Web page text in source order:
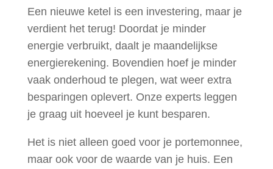
Een nieuwe ketel is een investering, maar je
verdient het terug! Doordat je minder
energie verbruikt, daalt je maandelijkse
energierekening. Bovendien hoef je minder
vaak onderhoud te plegen, wat weer extra
besparingen oplevert. Onze experts leggen
je graag uit hoeveel je kunt besparen.
Het is niet alleen goed voor je portemonnee,
maar ook voor de waarde van je huis. Een